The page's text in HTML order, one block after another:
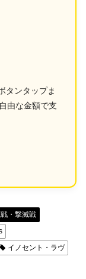
タンタップま
由な金額で支
・撃滅戦
イノセント・ラヴ